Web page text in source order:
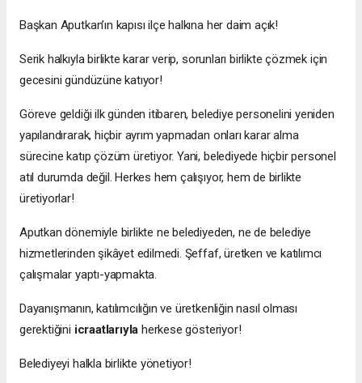
Başkan Aputkan’ın kapısı ilçe halkına her daim açık!
Serik halkıyla birlikte karar verip, sorunları birlikte çözmek için
gecesini gündüzüne katıyor!
Göreve geldiği ilk günden itibaren, belediye personelini yeniden
yapılandırarak, hiçbir ayrım yapmadan onları karar alma
sürecine katıp çözüm üretiyor. Yani, belediyede hiçbir personel
atıl durumda değil. Herkes hem çalışıyor, hem de birlikte
üretiyorlar!
Aputkan dönemiyle birlikte ne belediyeden, ne de belediye
hizmetlerinden şikâyet edilmedi. Şeffaf, üretken ve katılımcı
çalışmalar yaptı-yapmakta.
Dayanışmanın, katılımcılığın ve üretkenliğin nasıl olması
gerektiğini icraatlarıyla herkese gösteriyor!
Belediyeyi halkla birlikte yönetiyor!